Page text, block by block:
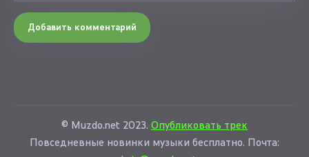
Добавить комментарий
© Muzdo.net 2023. Опубликовать трек
Повседневные новинки музыки бесплатно. Почта: